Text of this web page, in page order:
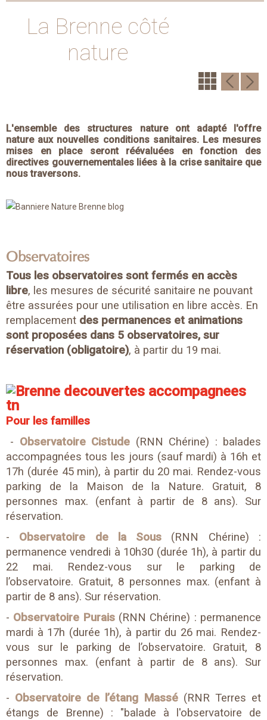
La Brenne côté
nature
L'ensemble des structures nature ont adapté l'offre
nature aux nouvelles conditions sanitaires. Les mesures
mises en place seront réévaluées en fonction des
directives gouvernementales liées à la crise sanitaire que
nous traversons.
Observatoires
Tous les observatoires sont fermés en accès
libre, les mesures de sécurité sanitaire ne pouvant
être assurées pour une utilisation en libre accès. En
remplacement des permanences et animations
sont proposées dans 5 observatoires, sur
réservation (obligatoire), à partir du 19 mai.
Pour les familles
- Observatoire Cistude (RNN Chérine) : balades
accompagnées tous les jours (sauf mardi) à 16h et
17h (durée 45 min), à partir du 20 mai. Rendez-vous
parking de la Maison de la Nature. Gratuit, 8
personnes max. (enfant à partir de 8 ans). Sur
réservation.
- Observatoire de la Sous (RNN Chérine) :
permanence vendredi à 10h30 (durée 1h), à partir du
22 mai. Rendez-vous sur le parking de
l’observatoire. Gratuit, 8 personnes max. (enfant à
partir de 8 ans). Sur réservation.
- Observatoire Purais(RNN Chérine) : permanence
mardi à 17h (durée 1h), à partir du 26 mai. Rendez-
vous sur le parking de l’observatoire. Gratuit, 8
personnes max. (enfant à partir de 8 ans). Sur
réservation.
- Observatoire de l’étang Massé (RNR Terres et
étangs de Brenne) : "balade à l'observatoire de